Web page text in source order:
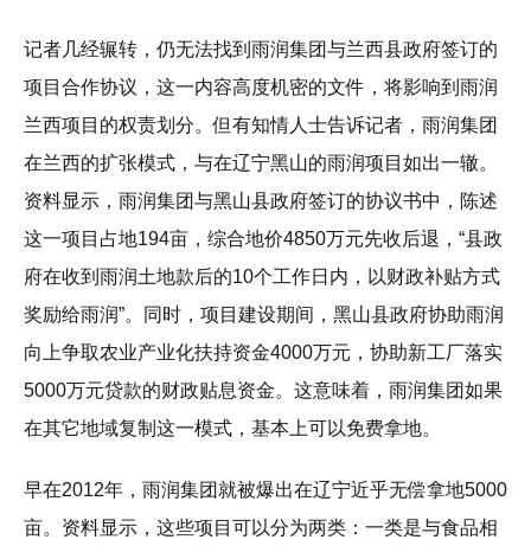
记者几经辗转，仍无法找到雨润集团与兰西县政府签订的
项目合作协议，这一内容高度机密的文件，将影响到雨润
兰西项目的权责划分。但有知情人士告诉记者，雨润集团
在兰西的扩张模式，与在辽宁黑山的雨润项目如出一辙。
资料显示，雨润集团与黑山县政府签订的协议书中，陈述
这一项目占地194亩，综合地价4850万元先收后退，“县政
府在收到雨润土地款后的10个工作日内，以财政补贴方式
奖励给雨润”。同时，项目建设期间，黑山县政府协助雨润
向上争取农业产业化扶持资金4000万元，协助新工厂落实
5000万元贷款的财政贴息资金。这意味着，雨润集团如果
在其它地域复制这一模式，基本上可以免费拿地。
早在2012年，雨润集团就被爆出在辽宁近乎无偿拿地5000
亩。资料显示，这些项目可以分为两类：一类是与食品相